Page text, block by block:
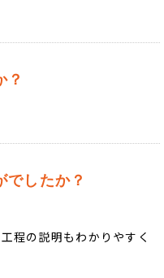
？
でしたか？
程の説明もわかりやすく